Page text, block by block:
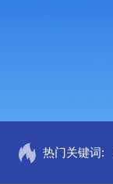
热门关键词: